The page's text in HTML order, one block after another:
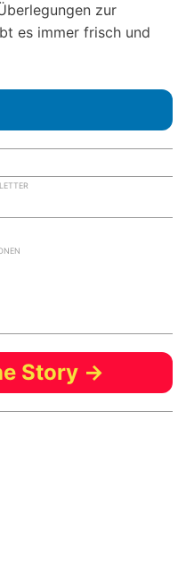
zur
es immer frisch und
Story →